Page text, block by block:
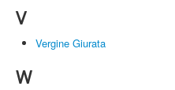
V
Vergine Giurata
W